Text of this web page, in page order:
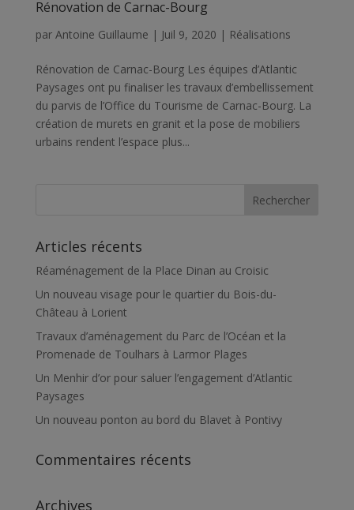
Rénovation de Carnac-Bourg
par Antoine Guillaume | Juil 9, 2020 | Réalisations
Rénovation de Carnac-Bourg Les équipes d’Atlantic
Paysages ont pu finaliser les travaux d’embellissement
du parvis de l’Office du Tourisme de Carnac-Bourg. La
création de murets en granit et la pose de mobiliers
urbains rendent l’espace plus...
Articles récents
Réaménagement de la Place Dinan au Croisic
Un nouveau visage pour le quartier du Bois-du-
Château à Lorient
Travaux d’aménagement du Parc de l’Océan et la
Promenade de Toulhars à Larmor Plages
Un Menhir d’or pour saluer l’engagement d’Atlantic
Paysages
Un nouveau ponton au bord du Blavet à Pontivy
Commentaires récents
Archives